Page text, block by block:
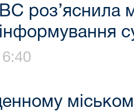
ВС роз’яснила
інформування